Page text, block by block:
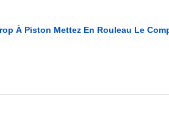
À Piston Mettez En Rouleau Le